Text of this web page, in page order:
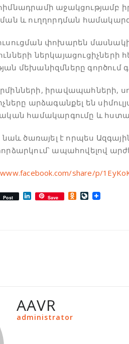
աջակցությամբ
և ուղղորդման
փոխարեն
մեխանիզմները գործում
իրավապահների,
արձագանքել են
համակարգումը և
նաև ծառայել է որպես
ապահովելով
share/p/
Post LinkedIn
Save Odnoklassniki
LiveJournal
AAVR
administrator